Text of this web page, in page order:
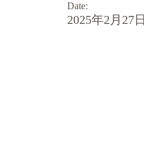
Date:
2025年2月27日